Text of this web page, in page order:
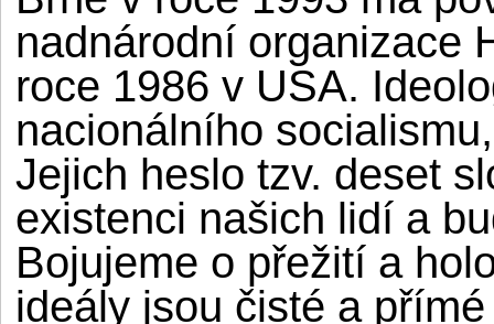
nadnárodní organizace
roce 1986 v USA.
nacionálního
Jejich heslo tzv. deset
existenci našich lidí a
Bojujeme o přežití a
ideály jsou čisté a